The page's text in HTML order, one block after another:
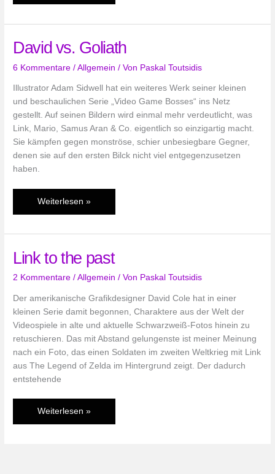
Potpourri
David vs. Goliath
6 Kommentare /Allgemein / Von Paskal Toutsidis
Illustrator Adam Sidwell hat ein weiteres Werk seiner kleinen
und beschaulichen Serie „Video Game Bosses“ ins Netz
gestellt. Auf seinen Bildern wird einmal mehr verdeutlicht, was
Link, Mario, Samus Aran & Co. eigentlich so einzigartig macht.
Sie kämpfen gegen monströse, schier unbesiegbare Gegner,
denen sie auf den ersten Bilck nicht viel entgegenzusetzen
haben.
David
vs.
Weiterlesen »
Link to the past
2 Kommentare /Allgemein / Von Paskal Toutsidis
Der amerikanische Grafikdesigner David Cole hat in einer
kleinen Serie damit begonnen, Charaktere aus der Welt der
Videospiele in alte und aktuelle Schwarzweiß-Fotos hinein zu
retuschieren. Das mit Abstand gelungenste ist meiner Meinung
nach ein Foto, das einen Soldaten im zweiten Weltkrieg mit Link
aus The Legend of Zelda im Hintergrund zeigt. Der dadurch
entstehende
Link
to
Weiterlesen »